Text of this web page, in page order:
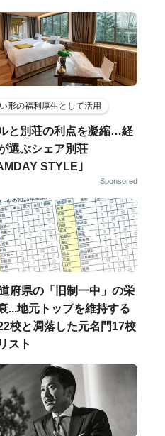
形の福利厚生として活用
と別荘の利点を凝縮…経
選ぶシェア別荘
STYLE｣
Sponsored
府県の「旧制一中」の栄
...地元トップを維持する
校と凋落した元名門17校
スト